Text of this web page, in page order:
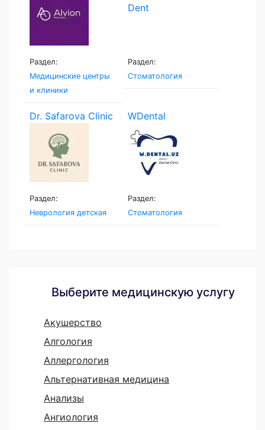
Раздел:
Медицинские центры
и клиники
Раздел:
Стоматология
Dr. Safarova Clinic
Раздел:
Неврология детская
WDental
Раздел:
Стоматология
Выберите медицинскую услугу
Акушерство
Алгология
Аллергология
Альтернативная медицина
Анализы
Ангиология